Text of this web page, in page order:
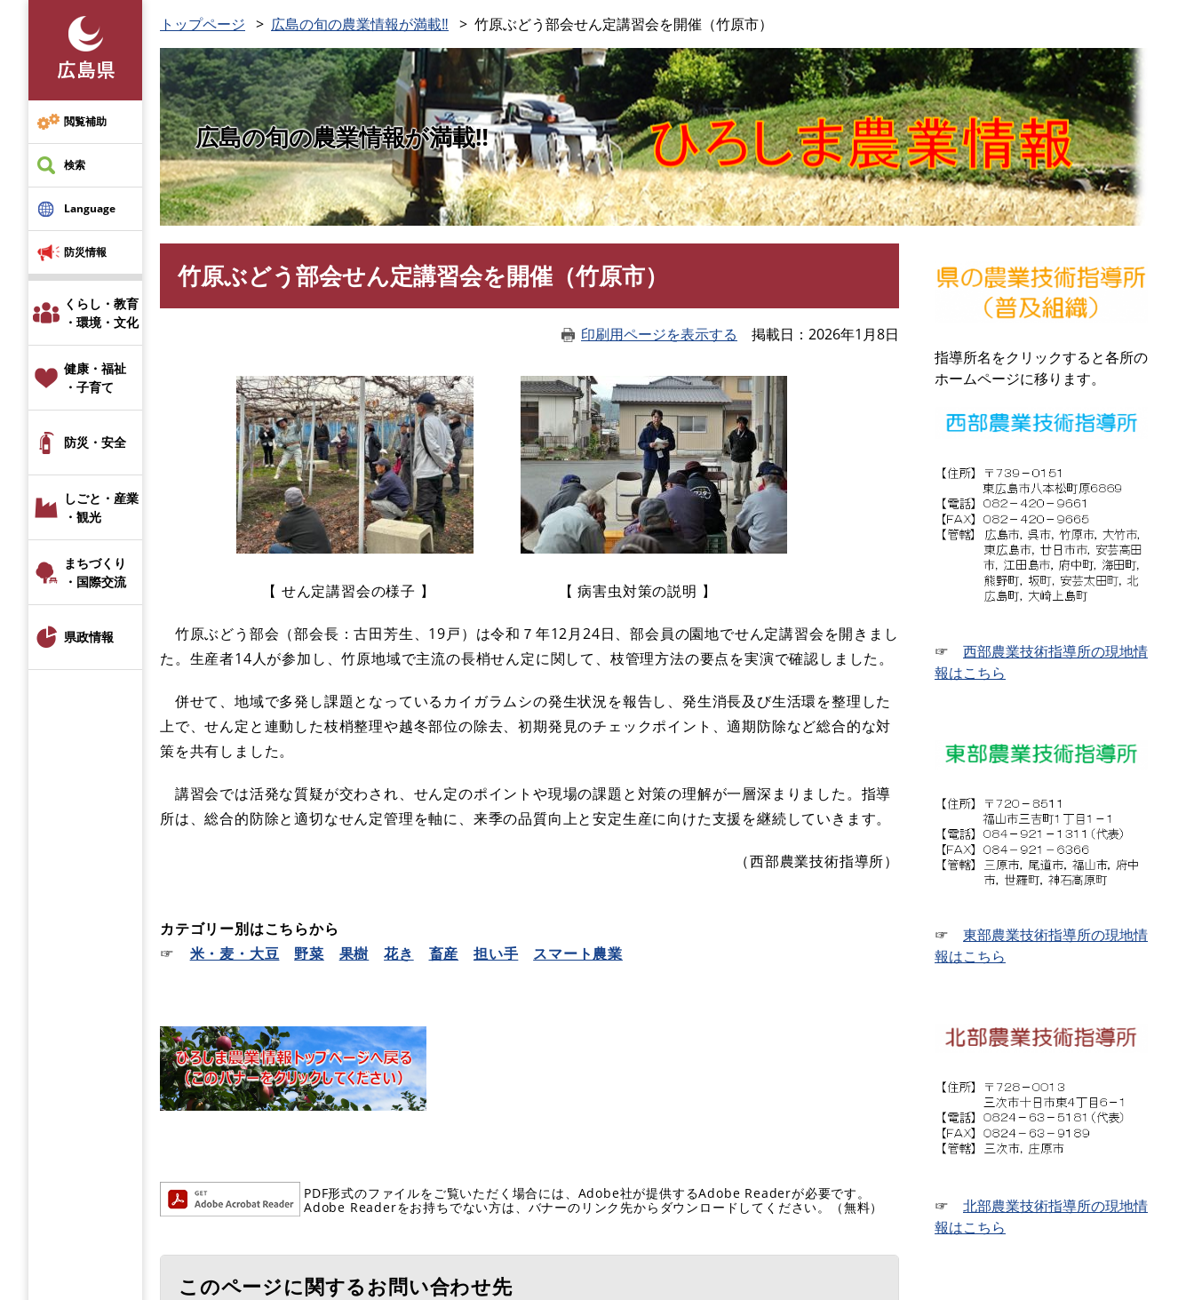
先
頭
で
す
閲覧補助
検索
Language
防災情報
くらし・教育
・環境・文化
健康・福祉
・子育て
防災・安全
しごと・産業
・観光
まちづくり
・国際交流
県政情報
トップページ 広島の旬の農業情報が満載‼ 竹原ぶどう部会せん定講習会を開催（竹原市）
広島の旬の農業情報が満載‼
竹原ぶどう部会せん定講習会を開催（竹原市）
印刷用ページを表示する 掲載日 2026年1月8日
​
【 せん定講習会の様子 】 【 病害虫対策の説明 】
竹原ぶどう部会（部会長：古田芳生、19戸）は令和７年12月24日、部会員の園地でせん定講習会を開きまし
た。生産者14人が参加し、竹原地域で主流の長梢せん定に関して、枝管理方法の要点を実演で確認しました。
併せて、地域で多発し課題となっているカイガラムシの発生状況を報告し、発生消長及び生活環を整理した
上で、せん定と連動した枝梢整理や越冬部位の除去、初期発見のチェックポイント、適期防除など総合的な対
策を共有しました。
講習会では活発な質疑が交わされ、せん定のポイントや現場の課題と対策の理解が一層深まりました。指導
所は、総合的防除と適切なせん定管理を軸に、来季の品質向上と安定生産に向けた支援を継続していきます。
（西部農業技術指導所）
カテゴリー別はこちらから
☞ 米・麦・大豆 野菜 果樹 花き 畜産 担い手 スマート農業
PDF形式のファイルをご覧いただく場合には、Adobe社が提供するAdobe Readerが必要です。
Adobe Readerをお持ちでない方は、バナーのリンク先からダウンロードしてください。（無料）
このページに関するお問い合わせ先
指導所名をクリックすると各所の
ホームページに移ります。
☞ 西部農業技術指導所の現地情
報はこちら
☞ 東部農業技術指導所の現地情
報はこちら
☞ 北部農業技術指導所の現地情
報はこちら